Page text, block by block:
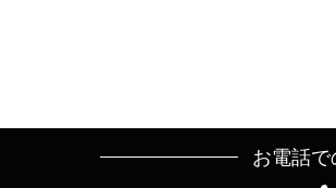
お電話